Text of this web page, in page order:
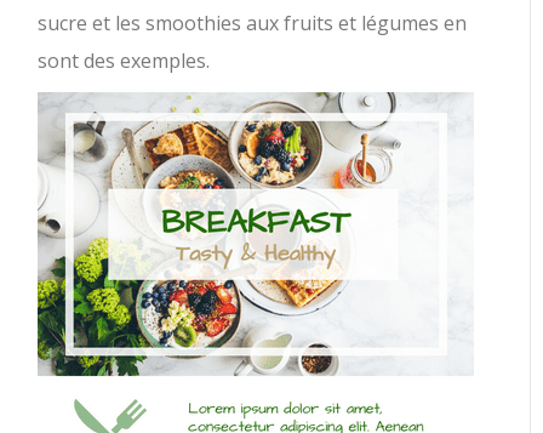
sucre et les smoothies aux fruits et légumes en
sont des exemples.